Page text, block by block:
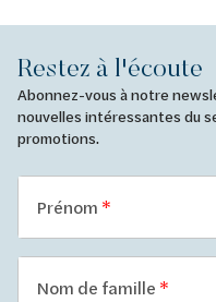
Restez à l'écoute
Abonnez-vous à notre
nouvelles intéressantes du
promotions.
Prénom
Nom de famille